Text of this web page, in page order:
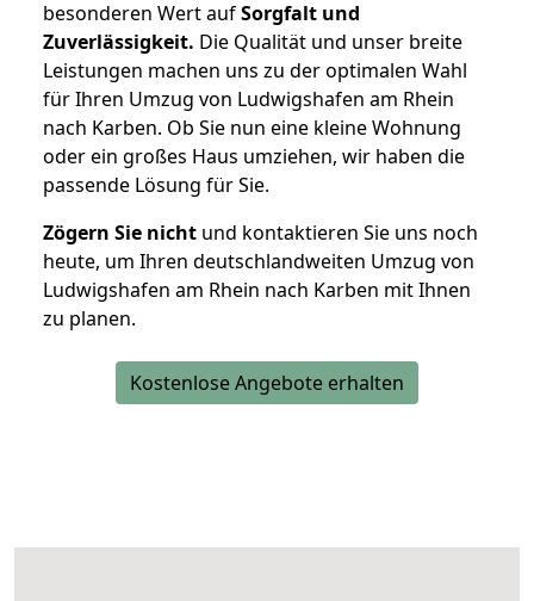
besonderen Wert aufSorgfalt und
Zuverlässigkeit. Die Qualität und unser breite
Leistungen machen uns zu der optimalen Wahl
für Ihren Umzug von Ludwigshafen am Rhein
nach Karben. Ob Sie nun eine kleine Wohnung
oder ein großes Haus umziehen, wir haben die
passende Lösung für Sie.
Zögern Sie nicht und kontaktieren Sie uns noch
heute, um Ihren deutschlandweiten Umzug von
Ludwigshafen am Rhein nach Karben mit Ihnen
zu planen.
Kostenlose Angebote erhalten